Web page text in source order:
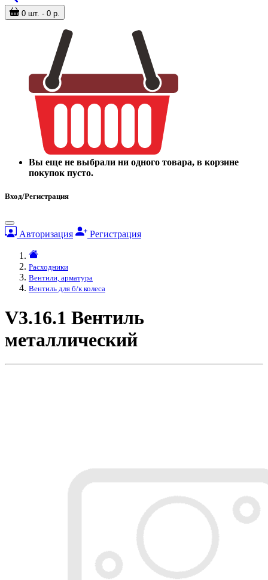
0 шт. - 0 р.
Вы еще не выбрали ни одного товара, в корзине
покупок пусто.
Вход/Регистрация
Авторизация Регистрация
Расходники
Вентили, арматура
Вентиль для б/к колеса
V3.16.1 Вентиль
металлический